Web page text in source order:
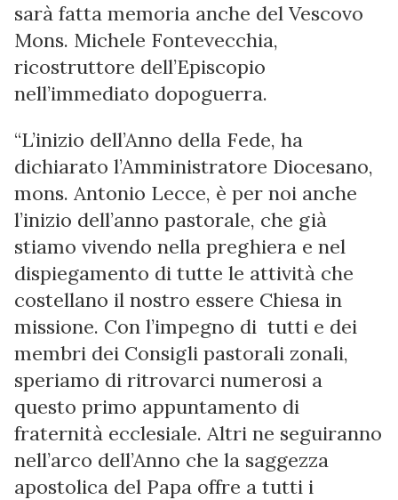
sarà fatta memoria anche del Vescovo
Mons. Michele Fontevecchia,
ricostruttore dell’Episcopio
nell’immediato dopoguerra.
“L’inizio dell’Anno della Fede, ha
dichiarato l’Amministratore Diocesano,
mons. Antonio Lecce, è per noi anche
l’inizio dell’anno pastorale, che già
stiamo vivendo nella preghiera e nel
dispiegamento di tutte le attività che
costellano il nostro essere Chiesa in
missione. Con l’impegno di tutti e dei
membri dei Consigli pastorali zonali,
speriamo di ritrovarci numerosi a
questo primo appuntamento di
fraternità ecclesiale. Altri ne seguiranno
nell’arco dell’Anno che la saggezza
apostolica del Papa offre a tutti i